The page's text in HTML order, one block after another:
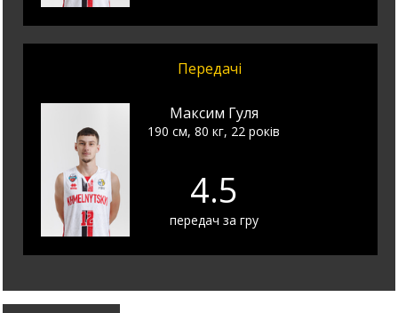
Передачі
Максим Гуля
190 см, 80 кг, 22 років
4.5
передач за гру